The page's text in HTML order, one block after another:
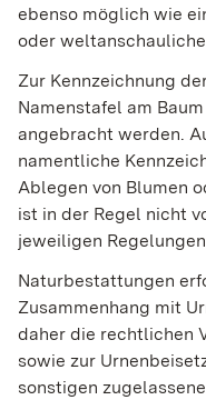
ebenso möglich wie
oder
Zur Kennzeichnung
Namenstafel am
angebracht werden.
namentliche
Ablegen von Blumen
ist in der Regel nicht
jeweiligen
Naturbestattungen
Zusammenhang mit
daher die rechtlichen
sowie zur
sonstigen